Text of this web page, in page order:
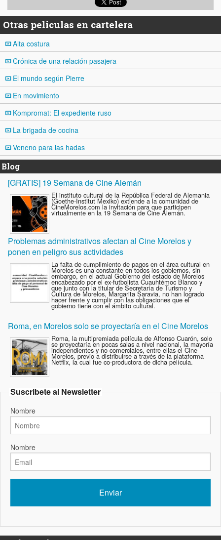
Otras peliculas en cartelera
Alta costura
Crónica de una relación pasajera
El mundo según Pierre
En movimiento
Kompromat: El expediente ruso
La brigada de cocina
Veneno para las hadas
Blog
[GRATIS] 19 Semana de Cine Alemán
El instituto cultural de la República Federal de Alemania
(Goethe-Institut Mexiko) extiende a la comunidad de
CineMorelos.com la invitación para que participen
virtualmente en la 19 Semana de Cine Alemán.
Problemas administrativos afectan al Cine Morelos y
ponen en peligro sus actividades
La falta de cumplimiento de pagos en el área cultural en
Morelos es una constante en todos los gobiernos, sin
embargo, en el actual Gobierno del estado de Morelos
encabezado por el ex-futbolista Cuauhtémoc Blanco y
que junto con la titular de Secretaría de Turismo y
Cultura de Morelos, Margarita Saravia, no han logrado
hacer frente y cumplir con las obligaciones que el
gobierno tiene con el ámbito cultural.
Roma, en Morelos solo se proyectaría en el Cine Morelos
Roma, la multipremiada película de Alfonso Cuarón, solo
se proyectaría en pocas salas a nivel nacional, la mayoría
independientes y no comerciales, entre ellas el Cine
Morelos, previo a distribuirse a través de la plataforma
Netflix, la cual fue co-productora de dicha película.
Suscribete al Newsletter
Nombre
Nombre